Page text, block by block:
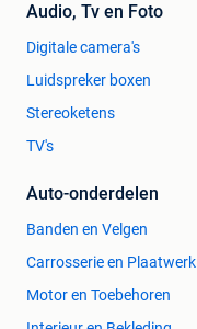
Audio, Tv en Foto
Digitale camera's
Luidspreker boxen
Stereoketens
TV's
Auto-onderdelen
Banden en Velgen
Carrosserie en Plaatwerk
Motor en Toebehoren